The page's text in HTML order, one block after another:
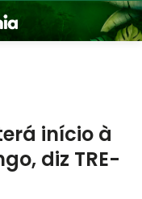
início à
diz TRE-